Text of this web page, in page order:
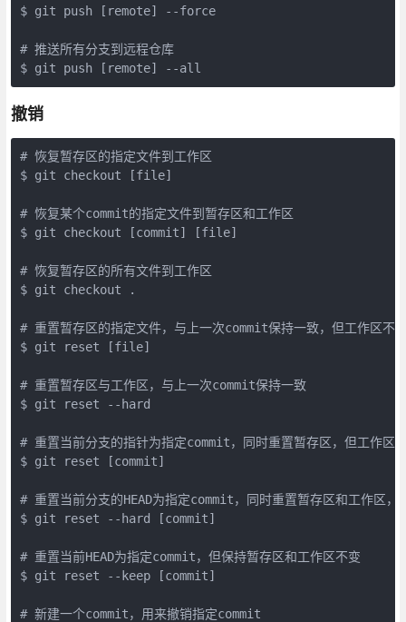
$ git push [remote] --force
# 推送所有分支到远程仓库
$ git push [remote] --all
撤销
# 恢复暂存区的指定文件到工作区
$ git checkout [file]
# 恢复某个commit的指定文件到暂存区和工作区
$ git checkout [commit] [file]
# 恢复暂存区的所有文件到工作区
$ git checkout .
# 重置暂存区的指定文件，与上一次commit保持一致，但工作区不
$ git reset [file]
# 重置暂存区与工作区，与上一次commit保持一致
$ git reset --hard
# 重置当前分支的指针为指定commit，同时重置暂存区，但工作区
$ git reset [commit]
# 重置当前分支的HEAD为指定commit，同时重置暂存区和工作区，
$ git reset --hard [commit]
# 重置当前HEAD为指定commit，但保持暂存区和工作区不变
$ git reset --keep [commit]
# 新建一个commit，用来撤销指定commit